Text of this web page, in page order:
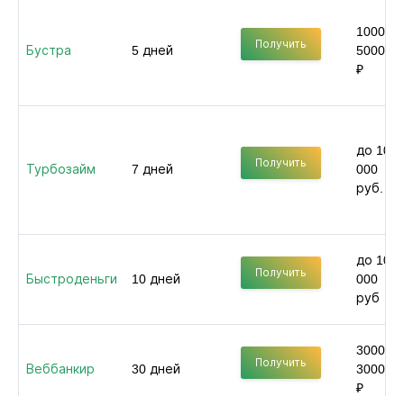
Бустра 5 дней Получить
1000 -
50000
₽
Турбозайм 7 дней Получить
до 100
000
руб.
Быстроденьги 10 дней Получить
до 100
000
руб
Веббанкир 30 дней Получить
3000 -
30000
₽